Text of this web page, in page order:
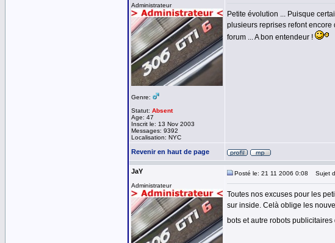
Administrateur
Genre:
Statut: Absent
Age: 47
Inscrit le: 13 Nov 2003
Messages: 9392
Localisation: NYC
Petite évolution ... Puisque
plusieurs reprises refont
forum ... A bon entendeur !
Revenir en haut de page
JaY
Administrateur
Posté le: 21 11 2006 0:08 Sujet
Toutes nos excuses pour les
sur inside. Celà oblige les
bots et autre robots